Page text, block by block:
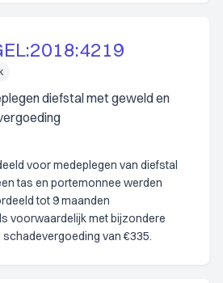
diefstal met geweld en
voor medeplegen van diefstal
tas en portemonnee werden
tot 9 maanden
voorwaardelijk met bijzondere
van €335.